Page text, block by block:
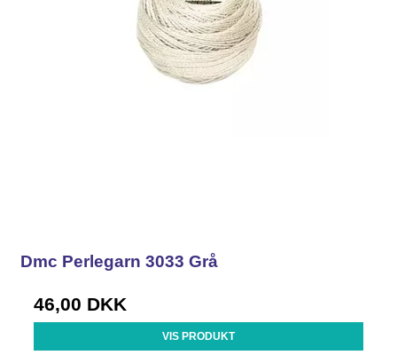
Dmc Perlegarn 3033 Grå
46,00 DKK
VIS PRODUKT